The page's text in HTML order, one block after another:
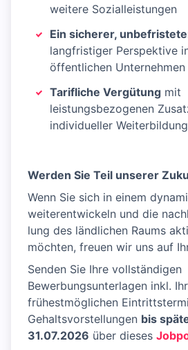
weitere Sozialleistungen
Ein sicherer,
langfristiger Perspektive
öffentlichen Unternehmen
Tarifliche Vergütung mit
leistungsbezogenen
individueller Weiterbildung
Werden Sie Teil unserer
Wenn Sie sich in einem
weiterentwickeln und die
lung des ländlichen Raums
möchten, freuen wir uns auf
Senden Sie Ihre vollständigen
Bewerbungsunterlagen inkl.
frühestmöglichen
Gehaltsvorstellungen bis
31.07.2026 über dieses